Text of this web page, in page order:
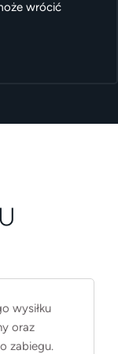
wrócić
wysiłku
oraz
zabiegu.